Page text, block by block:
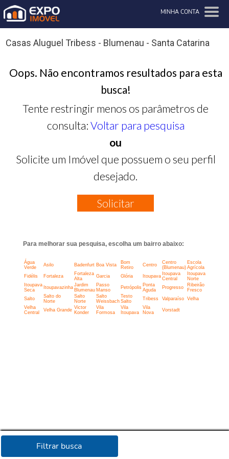
MINHA CONTA
Filtrar busca
Casas Aluguel Tribess - Blumenau - Santa Catarina
Oops. Não encontramos resultados para esta
busca!
Tente restringir menos os parâmetros de
consulta: Voltar para pesquisa
ou
Solicite um Imóvel que possuem o seu perfil
desejado.
Solicitar
Para melhorar sua pesquisa, escolha um bairro abaixo:
Água
Verde
Asilo Badenfurt Boa Vista
Bom
Retiro
Centro
Centro
(Blumenau)
Escola
Agrícola
Fidélis
Fortaleza
Fortaleza
Alta
Garcia Glória Itoupava Itoupava
Central
Itoupava
Norte
Itoupava
Seca
Itoupavazinha Jardim
Blumenau
Passo
Manso
Petrópolis Ponta
Aguda
Progresso
Ribeirão
Fresco
Salto
Salto do
Norte
Salto
Norte
Salto
Weissbach
Testo
Salto
Tribess Valparaíso
Velha
Velha
Central
Velha Grande Victor
Konder
Vila
Formosa
Vila
Itoupava
Vila
Nova
Vorstadt